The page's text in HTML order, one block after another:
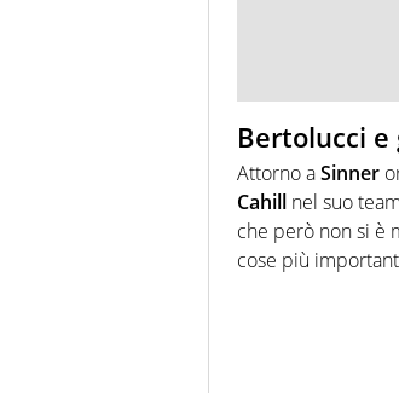
Bertolucci
Attorno aSinner
Cahill nel suo
che però non si è
cose più